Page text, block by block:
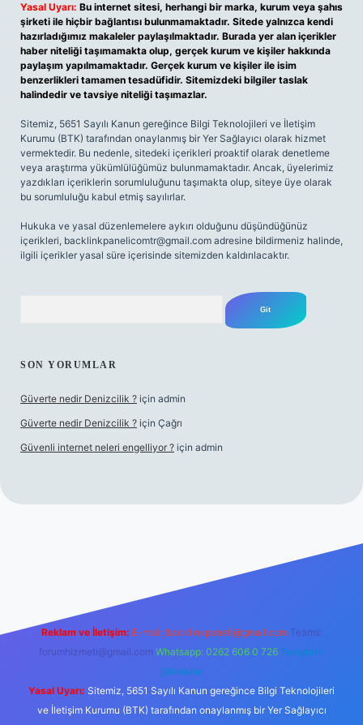
Yasal Uyarı: Bu internet sitesi, herhangi bir marka, kurum veya şahıs
şirketi ile hiçbir bağlantısı bulunmamaktadır. Sitede yalnızca kendi
hazırladığımız makaleler paylaşılmaktadır. Burada yer alan içerikler
haber niteliği taşımamakta olup, gerçek kurum ve kişiler hakkında
paylaşım yapılmamaktadır. Gerçek kurum ve kişiler ile isim
benzerlikleri tamamen tesadüfidir. Sitemizdeki bilgiler taslak
halindedir ve tavsiye niteliği taşımazlar.
Sitemiz, 5651 Sayılı Kanun gereğince Bilgi Teknolojileri ve İletişim
Kurumu (BTK) tarafından onaylanmış bir Yer Sağlayıcı olarak hizmet
vermektedir. Bu nedenle, sitedeki içerikleri proaktif olarak denetleme
veya araştırma yükümlülüğümüz bulunmamaktadır. Ancak, üyelerimiz
yazdıkları içeriklerin sorumluluğunu taşımakta olup, siteye üye olarak
bu sorumluluğu kabul etmiş sayılırlar.
Hukuka ve yasal düzenlemelere aykırı olduğunu düşündüğünüz
içerikleri, backlinkpanelicomtr@gmail.com adresine bildirmeniz halinde,
ilgili içerikler yasal süre içerisinde sitemizden kaldırılacaktır.
SON YORUMLAR
Güverte nedir Denizcilik ? için admin
Güverte nedir Denizcilik ? için Çağrı
Güvenli internet neleri engelliyor ? için admin
Reklam ve İletişim: E-mail: backlinkpaneli@gmail.com Teams:
forumhizmeti@gmail.com Whatsapp: 0262 606 0 726 Telegram:
@karabul
Yasal Uyarı: Sitemiz, 5651 Sayılı Kanun gereğince Bilgi Teknolojileri
ve İletişim Kurumu (BTK) tarafından onaylanmış bir Yer Sağlayıcı